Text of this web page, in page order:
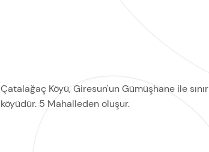
Çatalağaç Köyü, Giresun'un Gümüşhane ile sınır
köyüdür. 5 Mahalleden oluşur.